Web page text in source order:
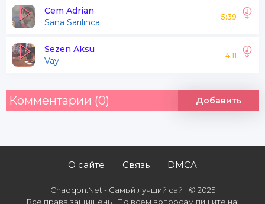
Cem Adrian
Sana Sarılınca
5:39
Sezen Aksu
Vay
4:11
Комментарии (0) Добавить
О сайте Связь DMCA
Chaqqon.Net - Самый лучший сайт © 2025
Все права защищены. По всем вопросам пишите на: